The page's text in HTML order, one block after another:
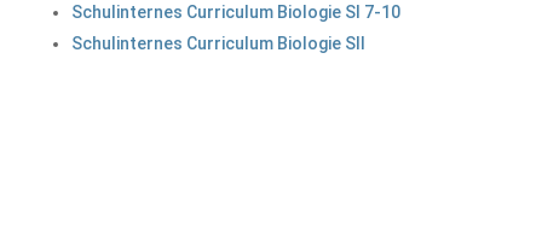
Schulinternes Curriculum Biologie SI 7-10
Schulinternes Curriculum Biologie SII